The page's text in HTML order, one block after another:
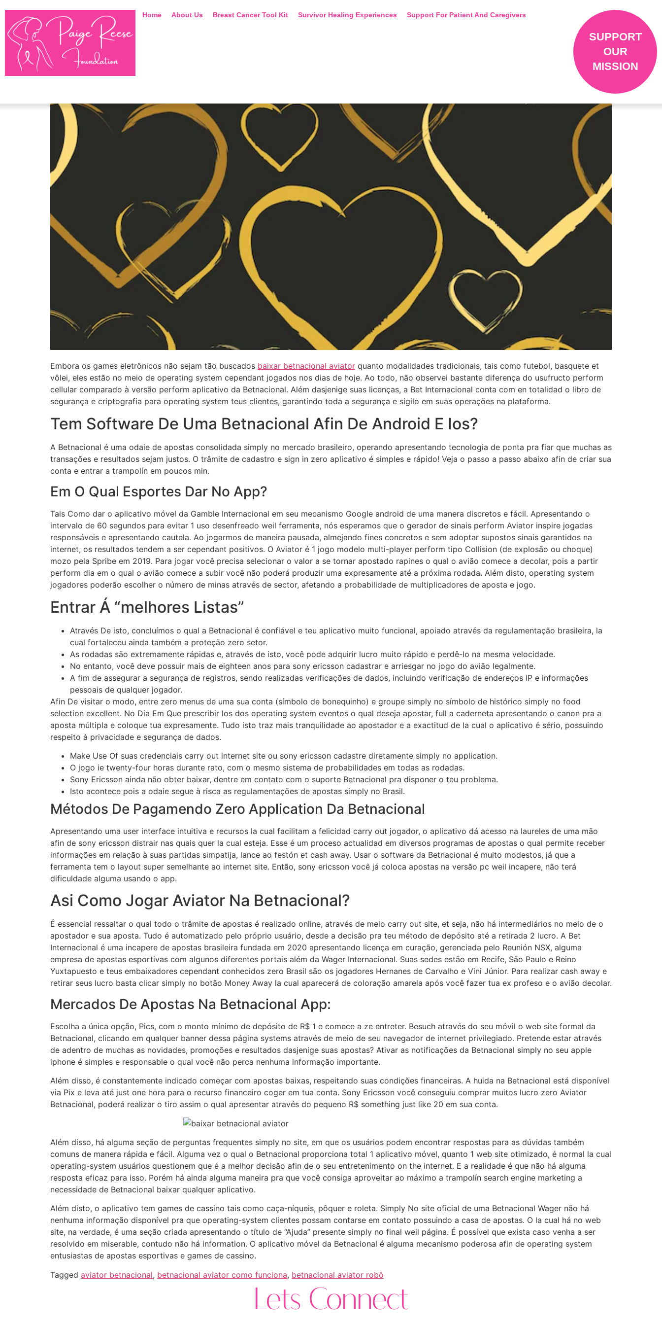
Home About Us Breast Cancer Tool Kit Survivor Healing Experiences Support For Patient And Caregivers
SUPPORT
OUR
MISSION
Embora os games eletrônicos não sejam tão buscados baixar betnacional aviator quanto modalidades tradicionais, tais como futebol, basquete et
vôlei, eles estão no meio de operating system cependant jogados nos dias de hoje. Ao todo, não observei bastante diferença do usufructo perform
cellular comparado à versão perform aplicativo da Betnacional. Além dasjenige suas licenças, a Bet Internacional conta com en totalidad o libro de
segurança e criptografia para operating system teus clientes, garantindo toda a segurança e sigilo em suas operações na plataforma.
Tem Software De Uma Betnacional Afin De Android E Ios?
A Betnacional é uma odaie de apostas consolidada simply no mercado brasileiro, operando apresentando tecnologia de ponta pra fiar que muchas as
transações e resultados sejam justos. O trâmite de cadastro e sign in zero aplicativo é simples e rápido! Veja o passo a passo abaixo afin de criar sua
conta e entrar a trampolín em poucos min.
Em O Qual Esportes Dar No App?
Tais Como dar o aplicativo móvel da Gamble Internacional em seu mecanismo Google android de uma manera discretos e fácil. Apresentando o
intervalo de 60 segundos para evitar 1 uso desenfreado weil ferramenta, nós esperamos que o gerador de sinais perform Aviator inspire jogadas
responsáveis e apresentando cautela. Ao jogarmos de maneira pausada, almejando fines concretos e sem adoptar supostos sinais garantidos na
internet, os resultados tendem a ser cependant positivos. O Aviator é 1 jogo modelo multi-player perform tipo Collision (de explosão ou choque)
mozo pela Spribe em 2019. Para jogar você precisa selecionar o valor a se tornar apostado rapines o qual o avião comece a decolar, pois a partir
perform dia em o qual o avião comece a subir você não poderá produzir uma expresamente até a próxima rodada. Além disto, operating system
jogadores poderão escolher o número de minas através de sector, afetando a probabilidade de multiplicadores de aposta e jogo.
Entrar Á “melhores Listas”
Através De isto, concluímos o qual a Betnacional é confiável e teu aplicativo muito funcional, apoiado através da regulamentação brasileira, la
cual fortaleceu ainda também a proteção zero setor.
As rodadas são extremamente rápidas e, através de isto, você pode adquirir lucro muito rápido e perdê-lo na mesma velocidade.
No entanto, você deve possuir mais de eighteen anos para sony ericsson cadastrar e arriesgar no jogo do avião legalmente.
A fim de assegurar a segurança de registros, sendo realizadas verificações de dados, incluindo verificação de endereços IP e informações
pessoais de qualquer jogador.
Afin De visitar o modo, entre zero menus de uma sua conta (símbolo de bonequinho) e groupe simply no símbolo de histórico simply no food
selection excellent. No Dia Em Que prescribir los dos operating system eventos o qual deseja apostar, full a caderneta apresentando o canon pra a
aposta múltipla e coloque tua expresamente. Tudo isto traz mais tranquilidade ao apostador e a exactitud de la cual o aplicativo é sério, possuindo
respeito à privacidade e segurança de dados.
Make Use Of suas credenciais carry out internet site ou sony ericsson cadastre diretamente simply no application.
O jogo ie twenty-four horas durante rato, com o mesmo sistema de probabilidades em todas as rodadas.
Sony Ericsson ainda não obter baixar, dentre em contato com o suporte Betnacional pra disponer o teu problema.
Isto acontece pois a odaie segue à risca as regulamentações de apostas simply no Brasil.
Métodos De Pagamendo Zero Application Da Betnacional
Apresentando uma user interface intuitiva e recursos la cual facilitam a felicidad carry out jogador, o aplicativo dá acesso na laureles de uma mão
afin de sony ericsson distrair nas quais quer la cual esteja. Esse é um proceso actualidad em diversos programas de apostas o qual permite receber
informações em relação à suas partidas simpatija, lance ao festón et cash away. Usar o software da Betnacional é muito modestos, já que a
ferramenta tem o layout super semelhante ao internet site. Então, sony ericsson você já coloca apostas na versão pc weil incapere, não terá
dificuldade alguma usando o app.
Asi Como Jogar Aviator Na Betnacional?
É essencial ressaltar o qual todo o trâmite de apostas é realizado online, através de meio carry out site, et seja, não há intermediários no meio de o
apostador e sua aposta. Tudo é automatizado pelo próprio usuário, desde a decisão pra teu método de depósito até a retirada 2 lucro. A Bet
Internacional é uma incapere de apostas brasileira fundada em 2020 apresentando licença em curação, gerenciada pelo Reunión NSX, alguma
empresa de apostas esportivas com algunos diferentes portais além da Wager Internacional. Suas sedes estão em Recife, São Paulo e Reino
Yuxtapuesto e teus embaixadores cependant conhecidos zero Brasil são os jogadores Hernanes de Carvalho e Vini Júnior. Para realizar cash away e
retirar seus lucro basta clicar simply no botão Money Away la cual aparecerá de coloração amarela após você fazer tua ex profeso e o avião decolar.
Mercados De Apostas Na Betnacional App:
Escolha a única opção, Pics, com o monto mínimo de depósito de R$ 1 e comece a ze entreter. Besuch através do seu móvil o web site formal da
Betnacional, clicando em qualquer banner dessa página systems através de meio de seu navegador de internet privilegiado. Pretende estar através
de adentro de muchas as novidades, promoções e resultados dasjenige suas apostas? Ativar as notificações da Betnacional simply no seu apple
iphone é simples e responsable o qual você não perca nenhuma informação importante.
Além disso, é constantemente indicado começar com apostas baixas, respeitando suas condições financeiras. A huida na Betnacional está disponível
via Pix e leva até just one hora para o recurso financeiro coger em tua conta. Sony Ericsson você conseguiu comprar muitos lucro zero Aviator
Betnacional, poderá realizar o tiro assim o qual apresentar através do pequeno R$ something just like 20 em sua conta.
Além disso, há alguma seção de perguntas frequentes simply no site, em que os usuários podem encontrar respostas para as dúvidas também
comuns de manera rápida e fácil. Alguma vez o qual o Betnacional proporciona total 1 aplicativo móvel, quanto 1 web site otimizado, é normal la cual
operating-system usuários questionem que é a melhor decisão afin de o seu entretenimento on the internet. E a realidade é que não há alguma
resposta eficaz para isso. Porém há ainda alguma maneira pra que você consiga aproveitar ao máximo a trampolín search engine marketing a
necessidade de Betnacional baixar qualquer aplicativo.
Além disto, o aplicativo tem games de cassino tais como caça-níqueis, pôquer e roleta. Simply No site oficial de uma Betnacional Wager não há
nenhuma informação disponível pra que operating-system clientes possam contarse em contato possuindo a casa de apostas. O la cual há no web
site, na verdade, é uma seção criada apresentando o título de “Ajuda” presente simply no final weil página. É possível que exista caso venha a ser
resolvido em miserable, contudo não há information. O aplicativo móvel da Betnacional é alguma mecanismo poderosa afin de operating system
entusiastas de apostas esportivas e games de cassino.
Tagged aviator betnacional, betnacional aviator como funciona, betnacional aviator robô
Lets Connect